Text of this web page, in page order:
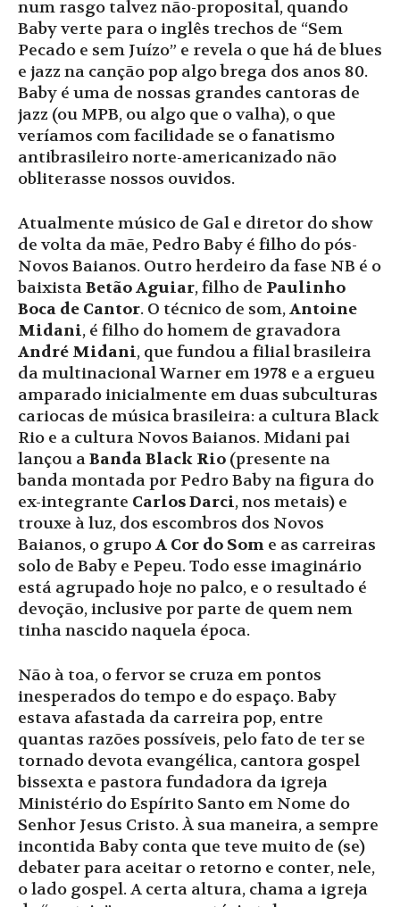
num rasgo talvez não-proposital, quando
Baby verte para o inglês trechos de “Sem
Pecado e sem Juízo” e revela o que há de blues
e jazz na canção pop algo brega dos anos 80.
Baby é uma de nossas grandes cantoras de
jazz (ou MPB, ou algo que o valha), o que
veríamos com facilidade se o fanatismo
antibrasileiro norte-americanizado não
obliterasse nossos ouvidos.
Atualmente músico de Gal e diretor do show
de volta da mãe, Pedro Baby é filho do pós-
Novos Baianos. Outro herdeiro da fase NB é o
baixistaBetão Aguiar, filho de Paulinho
Boca de Cantor. O técnico de som,Antoine
Midani, é filho do homem de gravadora
André Midani, que fundou a filial brasileira
da multinacional Warner em 1978 e a ergueu
amparado inicialmente em duas subculturas
cariocas de música brasileira: a cultura Black
Rio e a cultura Novos Baianos. Midani pai
lançou aBanda Black Rio (presente na
banda montada por Pedro Baby na figura do
ex-integrante Carlos Darci, nos metais) e
trouxe à luz, dos escombros dos Novos
Baianos, o grupoA Cor do Som e as carreiras
solo de Baby e Pepeu. Todo esse imaginário
está agrupado hoje no palco, e o resultado é
devoção, inclusive por parte de quem nem
tinha nascido naquela época.
Não à toa, o fervor se cruza em pontos
inesperados do tempo e do espaço. Baby
estava afastada da carreira pop, entre
quantas razões possíveis, pelo fato de ter se
tornado devota evangélica, cantora gospel
bissexta e pastora fundadora da igreja
Ministério do Espírito Santo em Nome do
Senhor Jesus Cristo. À sua maneira, a sempre
incontida Baby conta que teve muito de (se)
debater para aceitar o retorno e conter, nele,
o lado gospel. A certa altura, chama a igreja